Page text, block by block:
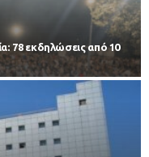
78 εκδηλώσεις από 10